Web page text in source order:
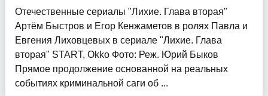
Отечественные сериалы "Лихие. Глава вторая"
Артём Быстров и Егор Кенжаметов в ролях Павла и
Евгения Лиховцевых в сериале "Лихие. Глава
вторая" START, Okko Фото: Реж. Юрий Быков
Прямое продолжение основанной на реальных
событиях криминальной саги об ...